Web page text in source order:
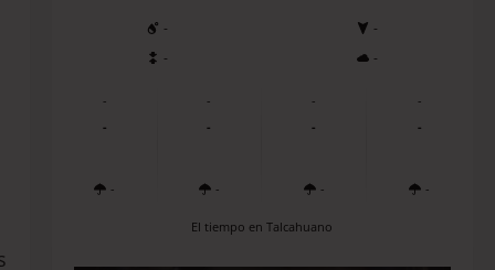
-
-
-
-
-
-
-
-
-
-
-
-
-
-
-
-
El tiempo en Talcahuano